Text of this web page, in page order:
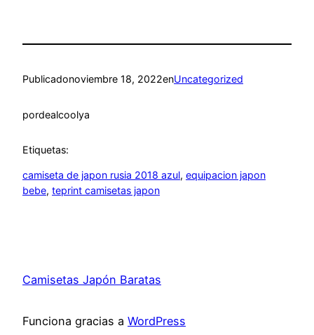
Publicadonoviembre 18, 2022enUncategorized
pordealcoolya
Etiquetas:
camiseta de japon rusia 2018 azul, equipacion japon
bebe, teprint camisetas japon
Camisetas Japón Baratas
Funciona gracias a WordPress